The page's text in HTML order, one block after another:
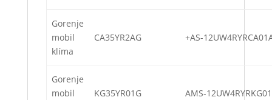
Gorenje
mobil
klíma
CA35YR2AG +AS-
Gorenje
mobil
KG35YR01G AMS-12UW4RYRKG01